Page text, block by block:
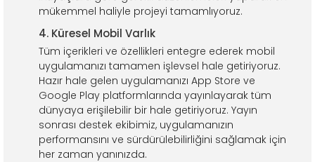
mükemmel haliyle projeyi tamamlıyoruz.
4. Küresel Mobil Varlık
Tüm içerikleri ve özellikleri entegre ederek mobil
uygulamanızı tamamen işlevsel hale getiriyoruz.
Hazır hale gelen uygulamanızı App Store ve
Google Play platformlarında yayınlayarak tüm
dünyaya erişilebilir bir hale getiriyoruz. Yayın
sonrası destek ekibimiz, uygulamanızın
performansını ve sürdürülebilirliğini sağlamak için
her zaman yanınızda.